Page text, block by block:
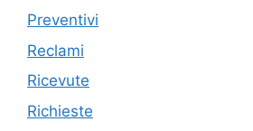
Preventivi
Reclami
Ricevute
Richieste